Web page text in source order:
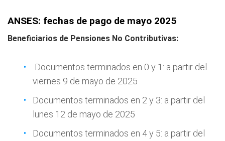
ANSES: fechas de pago de mayo 2025
Beneficiarios de Pensiones No Contributivas:
Documentos terminados en 0 y 1: a partir del
viernes 9 de mayo de 2025
Documentos terminados en 2 y 3: a partir del
lunes 12 de mayo de 2025
Documentos terminados en 4 y 5: a partir del